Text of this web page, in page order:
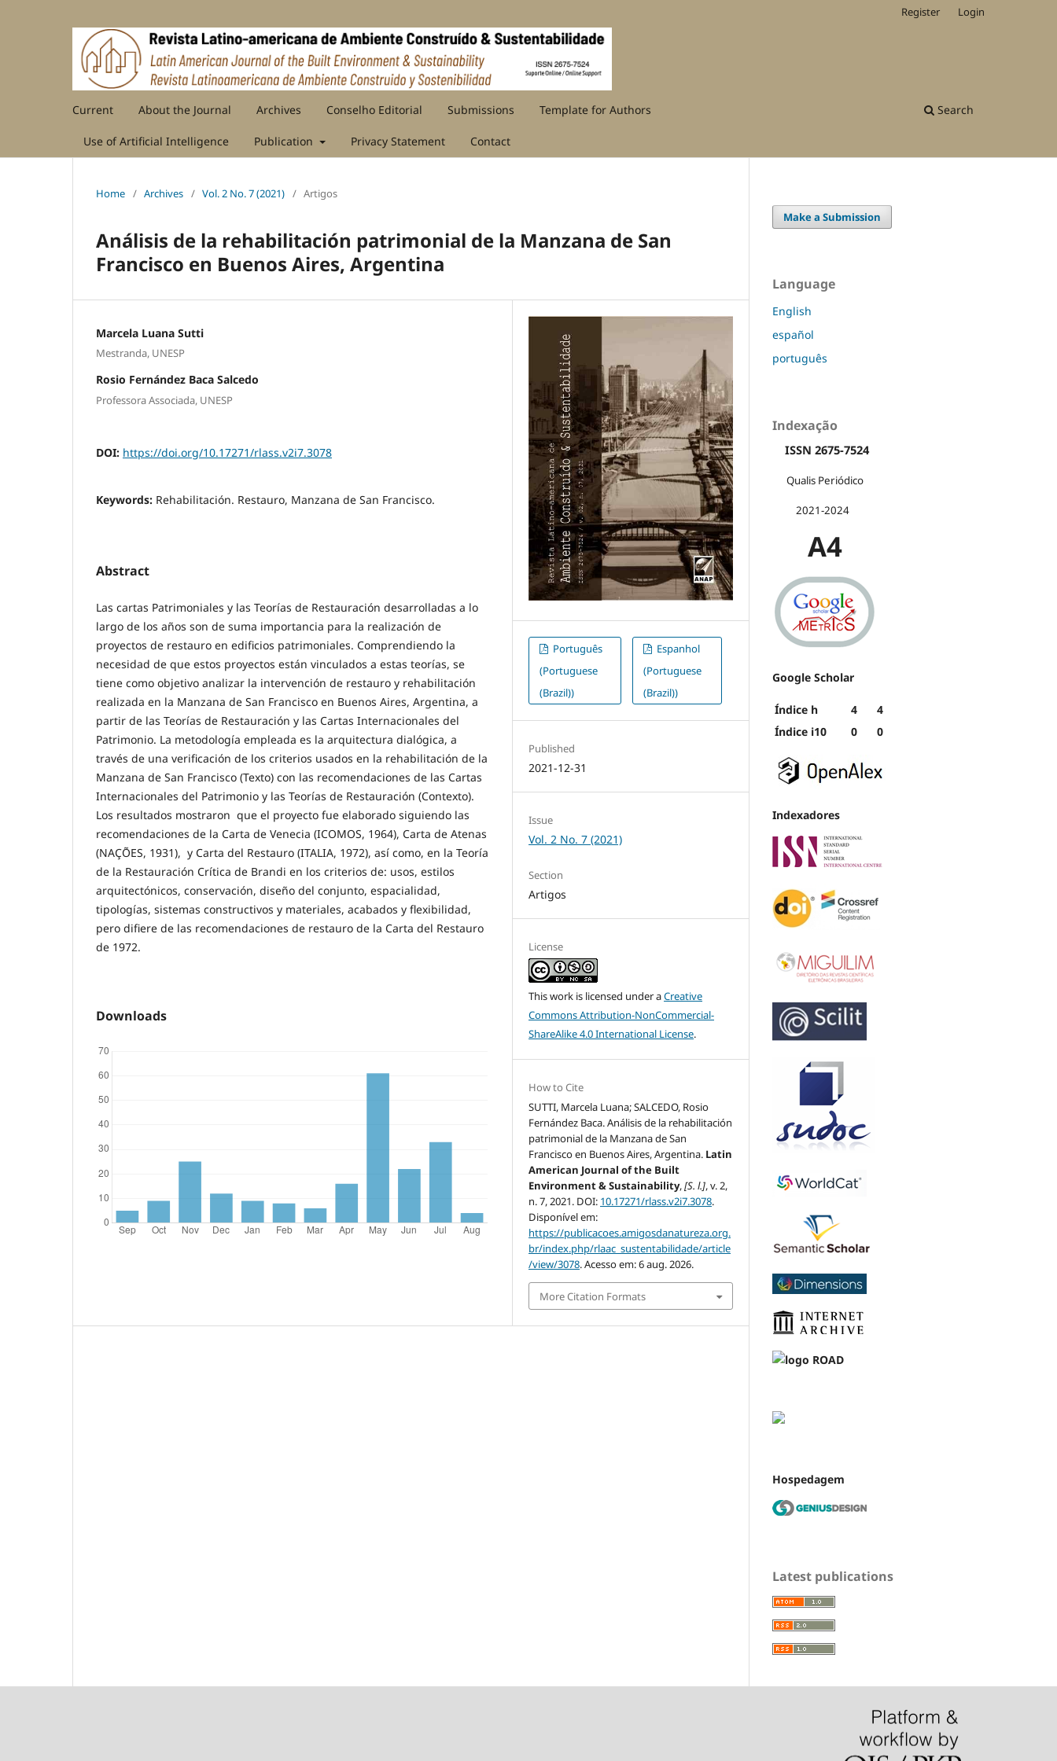
Current About the Journal Archives Conselho Editorial Submissions Template for Authors
Use of Artificial Intelligence Publication Privacy Statement Contact
Search
Register Login
Home / Archives / Vol. 2 No. 7 (2021) / Artigos
Análisis de la rehabilitación patrimonial de la Manzana de San
Francisco en Buenos Aires, Argentina
Marcela Luana Sutti
Mestranda, UNESP
Rosio Fernández Baca Salcedo
Professora Associada, UNESP
DOI: https://doi.org/10.17271/rlass.v2i7.3078
Keywords: Rehabilitación. Restauro, Manzana de San Francisco.
Abstract
Las cartas Patrimoniales y las Teorías de Restauración desarrolladas a lo
largo de los años son de suma importancia para la realización de
proyectos de restauro en edificios patrimoniales. Comprendiendo la
necesidad de que estos proyectos están vinculados a estas teorías, se
tiene como objetivo analizar la intervención de restauro y rehabilitación
realizada en la Manzana de San Francisco en Buenos Aires, Argentina, a
partir de las Teorías de Restauración y las Cartas Internacionales del
Patrimonio. La metodología empleada es la arquitectura dialógica, a
través de una verificación de los criterios usados en la rehabilitación de la
Manzana de San Francisco (Texto) con las recomendaciones de las Cartas
Internacionales del Patrimonio y las Teorías de Restauración (Contexto).
Los resultados mostraron que el proyecto fue elaborado siguiendo las
recomendaciones de la Carta de Venecia (ICOMOS, 1964), Carta de Atenas
(NAÇÕES, 1931), y Carta del Restauro (ITALIA, 1972), así como, en la Teoría
de la Restauración Crítica de Brandi en los criterios de: usos, estilos
arquitectónicos, conservación, diseño del conjunto, espacialidad,
tipologías, sistemas constructivos y materiales, acabados y flexibilidad,
pero difiere de las recomendaciones de restauro de la Carta del Restauro
de 1972.
Downloads
Português
(Portuguese
(Brazil))
Espanhol
(Portuguese
(Brazil))
Published
2021-12-31
Issue
Vol. 2 No. 7 (2021)
Section
Artigos
License
This work is licensed under aCreative
Commons Attribution-NonCommercial-
ShareAlike 4.0 International License.
How to Cite
SUTTI, Marcela Luana; SALCEDO, Rosio
Fernández Baca. Análisis de la rehabilitación
patrimonial de la Manzana de San
Francisco en Buenos Aires, Argentina. Latin
American Journal of the Built
Environment & Sustainability,[S. l.], v. 2,
n. 7, 2021. DOI: 10.17271/rlass.v2i7.3078.
Disponível em:
https://publicacoes.amigosdanatureza.org.
br/index.php/rlaac_sustentabilidade/article
/view/3078. Acesso em: 6 aug. 2026.
More Citation Formats
Make a Submission
Language
English
español
português
Indexação
ISSN 2675-7524
Qualis Periódico
2021-2024
A4
Google Scholar
Índice h 4
4
Índice i10
0 0
Indexadores
Hospedagem
Latest publications